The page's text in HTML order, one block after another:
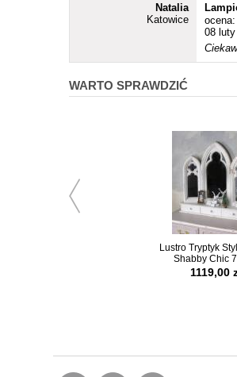
Natalia
Katowice
ocena:
08
WARTO SPRAWDZIĆ
Lustro Tryptyk
Shabby Chic
1119,00